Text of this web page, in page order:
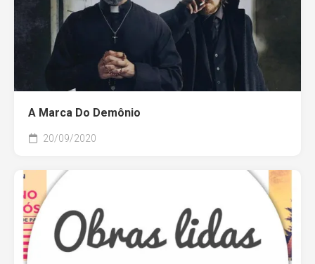
A Marca Do Demônio
20/09/2020